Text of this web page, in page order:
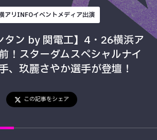
アリINFOイベントメディア出演
タン by 関電工】4・26横浜ア
！スターダムスペシャルナイ
、玖麗さやか選手が登壇！
この記事をシェア